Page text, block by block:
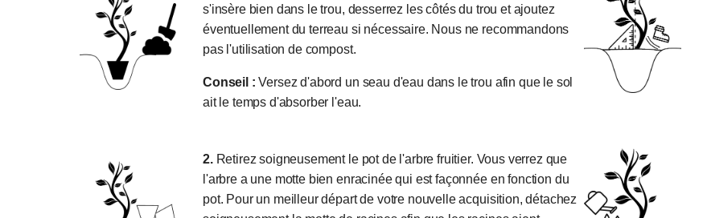
s'insère bien dans le trou, desserrez les côtés du trou et ajoutez
éventuellement du terreau si nécessaire. Nous ne recommandons
pas l'utilisation de compost.
Conseil : Versez d'abord un seau d'eau dans le trou afin que le sol
ait le temps d'absorber l'eau.
2.Retirez soigneusement le pot de l'arbre fruitier. Vous verrez que
l'arbre a une motte bien enracinée qui est façonnée en fonction du
pot. Pour un meilleur départ de votre nouvelle acquisition, détachez